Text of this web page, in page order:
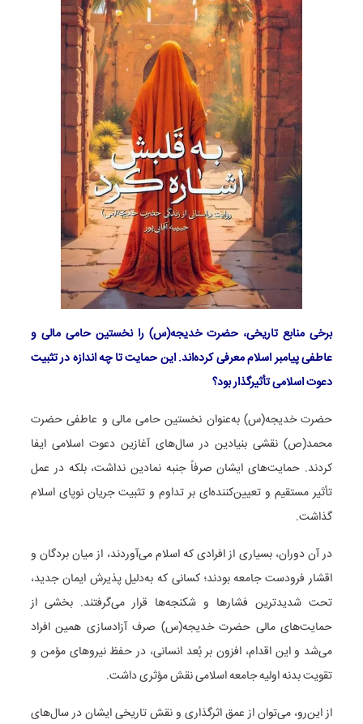
برخی منابع تاریخی، حضرت خدیجه(س) را نخستین حامی مالی و
عاطفی پیامبر اسلام معرفی کرده‌اند. این حمایت تا چه اندازه در تثبیت
دعوت اسلامی تأثیرگذار بود؟
حضرت خدیجه(س) به‌عنوان نخستین حامی مالی و عاطفی حضرت
محمد(ص) نقشی بنیادین در سال‌های آغازین دعوت اسلامی ایفا
کردند. حمایت‌های ایشان صرفاً جنبه نمادین نداشت، بلکه در عمل
تأثیر مستقیم و تعیین‌کننده‌ای بر تداوم و تثبیت جریان نوپای اسلام
گذاشت.
در آن دوران، بسیاری از افرادی که اسلام می‌آوردند، از میان بردگان و
اقشار فرودست جامعه بودند؛ کسانی که به‌دلیل پذیرش ایمان جدید،
تحت شدیدترین فشارها و شکنجه‌ها قرار می‌گرفتند. بخشی از
حمایت‌های مالی حضرت خدیجه(س) صرف آزادسازی همین افراد
می‌شد و این اقدام، افزون بر بُعد انسانی، در حفظ نیروهای مؤمن و
تقویت بدنه اولیه جامعه اسلامی نقش مؤثری داشت.
از این‌رو، می‌توان از عمق اثرگذاری و نقش تاریخی ایشان در سال‌های